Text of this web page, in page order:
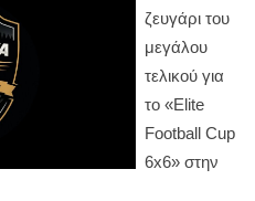
ζευγάρι του
μεγάλου
τελικού για
το «Elite
Football
Cup
6x6» στην